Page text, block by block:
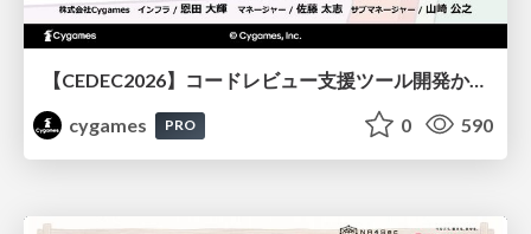
【CEDEC2026】コードレビュー支援ツール開発から学ぶ：LLMを用いた業務システムの実践的な運用設計と誤出力対策
cygames
PRO 0 590